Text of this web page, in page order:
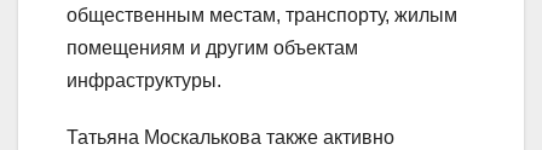
общественным местам, транспорту, жилым
помещениям и другим объектам
инфраструктуры.
Татьяна Москалькова также активно